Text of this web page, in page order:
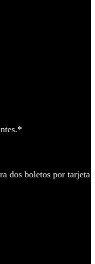
dos boletos por tarjeta